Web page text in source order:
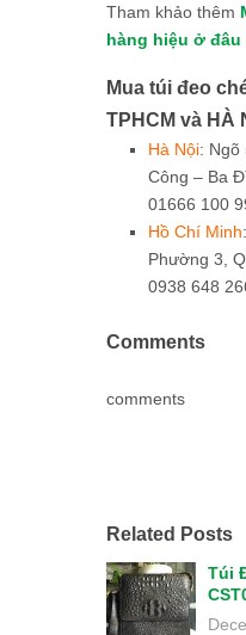
Tham khảo thêm
hàng hiệu ở
Mua túi đeo
TPHCM và HÀ
Hà Nội: Ngõ
Công – Ba
01666 100
Hồ Chí Minh
Phường 3,
0938 648
Comments
comments
Related Posts
Túi